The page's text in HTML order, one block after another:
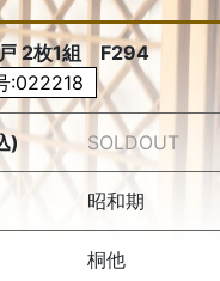
2枚1組 F294
:022218
) SOLDOUT
昭和期
桐他